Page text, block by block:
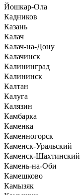
Йошкар-Ола
Кадников
Казань
Калач
Калач-на-Дону
Калачинск
Калининград
Калининск
Калтан
Калуга
Калязин
Камбарка
Каменка
Каменногорск
Каменск-Уральский
Каменск-Шахтинский
Камень-на-Оби
Камешково
Камызяк